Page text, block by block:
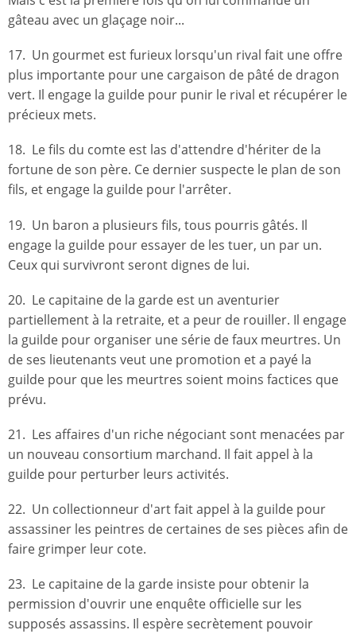
gâteau avec un glaçage noir...
17. Un gourmet est furieux lorsqu'un rival fait une offre
plus importante pour une cargaison de pâté de dragon
vert. Il engage la guilde pour punir le rival et récupérer le
précieux mets.
18. Le fils du comte est las d'attendre d'hériter de la
fortune de son père. Ce dernier suspecte le plan de son
fils, et engage la guilde pour l'arrêter.
19. Un baron a plusieurs fils, tous pourris gâtés. Il
engage la guilde pour essayer de les tuer, un par un.
Ceux qui survivront seront dignes de lui.
20. Le capitaine de la garde est un aventurier
partiellement à la retraite, et a peur de rouiller. Il engage
la guilde pour organiser une série de faux meurtres. Un
de ses lieutenants veut une promotion et a payé la
guilde pour que les meurtres soient moins factices que
prévu.
21. Les affaires d'un riche négociant sont menacées par
un nouveau consortium marchand. Il fait appel à la
guilde pour perturber leurs activités.
22. Un collectionneur d'art fait appel à la guilde pour
assassiner les peintres de certaines de ses pièces afin de
faire grimper leur cote.
23. Le capitaine de la garde insiste pour obtenir la
permission d'ouvrir une enquête officielle sur les
supposés assassins. Il espère secrètement pouvoir